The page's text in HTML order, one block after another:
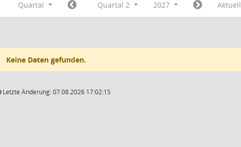
Quartal Quartal 2 2027 Aktuell
Keine Daten gefunden.
Letzte Änderung: 07.08.2026 17:02:15